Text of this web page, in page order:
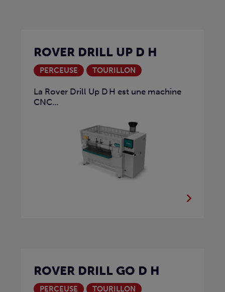
ROVER DRILL UP D H
PERCEUSE TOURILLON
La Rover Drill Up D H est une machine
CNC...
ROVER DRILL GO D H
PERCEUSE TOURILLON